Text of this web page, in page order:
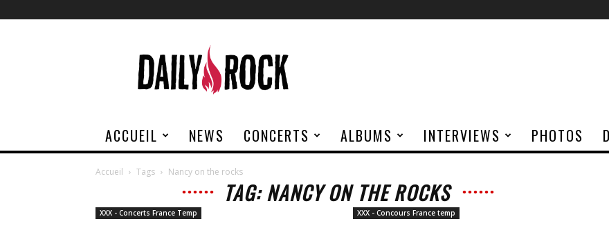
Rock
ACCUEIL NEWS CONCERTS ALBUMS INTERVIEWS PHOTOS
Accueil Tags Nancy on the rocks
TAG: NANCY ON THE ROCKS
XXX - Concerts France Temp XXX - Concours France temp